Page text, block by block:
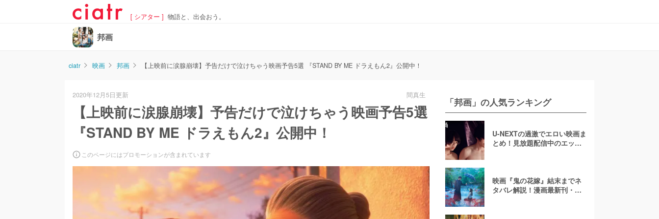
[ シアター ] 物語と、出会おう。
邦画
ciatr 映画 邦画 【上映前に涙腺崩壊】予告だけで泣けちゃう映画予告5選 『STAND BY ME ドラえもん2』公開中！
2020年12月5日更新 間真生
【上映前に涙腺崩壊】予告だけで泣けちゃう映画予告5選
『STAND BY ME ドラえもん2』公開中！
このページにはプロモーションが含まれています
「邦画」の人気ランキング
U-NEXTの過激でエロい映画ま
とめ！見放題配信中のエッチ
映画『鬼の花嫁』結末までネ
タバレ解説！漫画最新刊・小